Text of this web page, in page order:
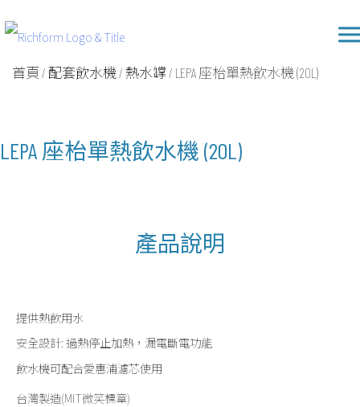
to
content
首頁 / 配套飲水機/ 熱水罉 / LEPA 座枱單熱飲水機 (20L)
LEPA 座枱單熱飲水機 (20L)
產品說明
提供熱飲用水
安全設計: 過熱停止加熱，漏電斷電功能
飲水機可配合愛惠浦濾芯使用
台灣製造(MIT微笑標章)